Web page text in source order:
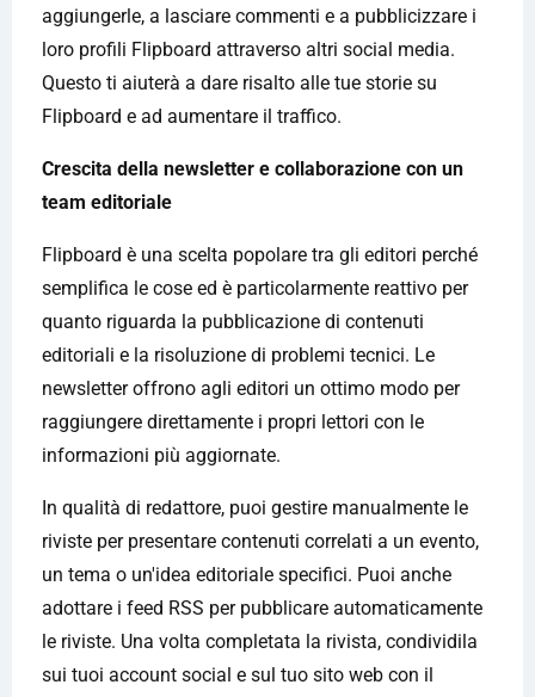
aggiungerle, a lasciare commenti e a pubblicizzare i
loro profili Flipboard attraverso altri social media.
Questo ti aiuterà a dare risalto alle tue storie su
Flipboard e ad aumentare il traffico.
Crescita della newsletter e collaborazione con un
team editoriale
Flipboard è una scelta popolare tra gli editori perché
semplifica le cose ed è particolarmente reattivo per
quanto riguarda la pubblicazione di contenuti
editoriali e la risoluzione di problemi tecnici. Le
newsletter offrono agli editori un ottimo modo per
raggiungere direttamente i propri lettori con le
informazioni più aggiornate.
In qualità di redattore, puoi gestire manualmente le
riviste per presentare contenuti correlati a un evento,
un tema o un'idea editoriale specifici. Puoi anche
adottare i feed RSS per pubblicare automaticamente
le riviste. Una volta completata la rivista, condividila
sui tuoi account social e sul tuo sito web con il